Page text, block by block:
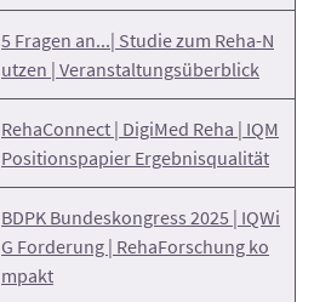
5 Fragen an...| Studie zum Reha-N
utzen | Veranstaltungsüberblick
RehaConnect | DigiMed Reha | IQM
Positionspapier Ergebnisqualität
BDPK Bundeskongress 2025 | IQWi
G Forderung | RehaForschung ko
mpakt